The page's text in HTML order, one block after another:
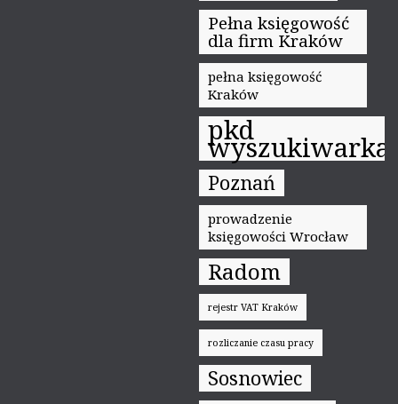
Pełna księgowość
dla firm Kraków
pełna księgowość
Kraków
pkd
wyszukiwarka
Poznań
prowadzenie
księgowości Wrocław
Radom
rejestr VAT Kraków
rozliczanie czasu pracy
Sosnowiec